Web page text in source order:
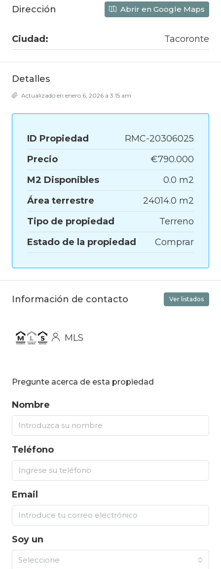
Dirección Abrir en Google Maps
Ciudad: Tacoronte
Detalles
Actualizado en enero 6, 2026 a 3:15 am
ID Propiedad
RMC-20306025
Precio
€790.000
M2 Disponibles
0.0 m2
Área terrestre
24014.0 m2
Tipo de propiedad
Terreno
Estado de la propiedad
Comprar
Información de contacto Ver listados
MLS
Pregunte acerca de esta propiedad
Nombre
Teléfono
Email
Soy un
Seleccione